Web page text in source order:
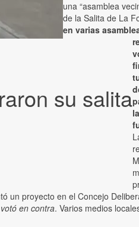
su salita
una “asamblea
de la Salita de La
en varias
un proyecto en el Concejo
en contra. Varios medios